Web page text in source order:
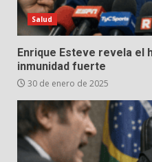
Salud
Enrique Esteve revela el
inmunidad fuerte
30 de enero de 2025